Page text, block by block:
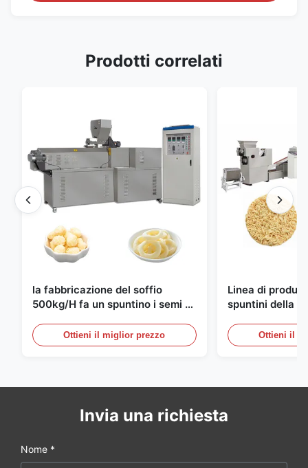
Prodotti correlati
la fabbricazione del soffio
500kg/H fa un spuntino i semi di
automaticiOttieni il miglior prezzo
Linea di
spuntini della
10000pcs/8h
Ottieni il
Invia una richiesta
Nome *